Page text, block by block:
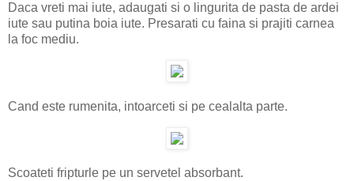
Daca vreti mai iute, adaugati si o lingurita de pasta de ardei
iute sau putina boia iute. Presarati cu faina si prajiti carnea
la foc mediu.
Cand este rumenita, intoarceti si pe cealalta parte.
Scoateti fripturle pe un servetel absorbant.